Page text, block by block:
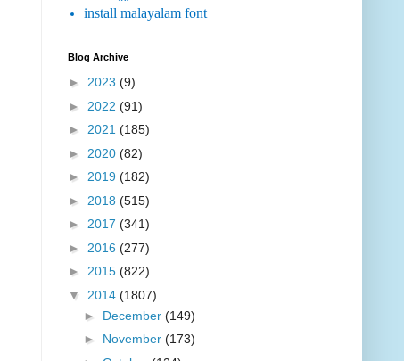
install malayalam font
Blog Archive
► 2023 (9)
► 2022 (91)
► 2021 (185)
► 2020 (82)
► 2019 (182)
► 2018 (515)
► 2017 (341)
► 2016 (277)
► 2015 (822)
▼ 2014 (1807)
► December (149)
► November (173)